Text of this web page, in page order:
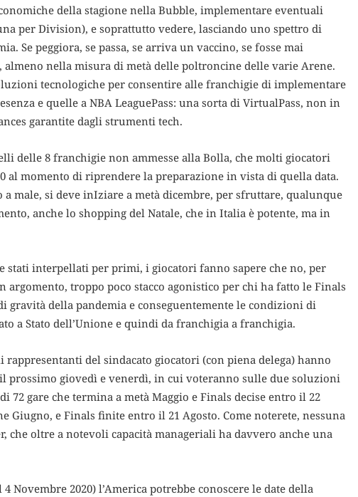
della stagione nella Bubble, implementare eventuali
per Division), e soprattutto vedere, lasciando uno spettro di
Se peggiora, se passa, se arriva un vaccino, se fosse mai
nella misura di metà delle poltroncine delle varie Arene.
tecnologiche per consentire alle franchigie di implementare
e quelle a NBA LeaguePass: una sorta di VirtualPass, non in
garantite dagli strumenti tech.
delle 8 franchigie non ammesse alla Bolla, che molti giocatori
al momento di riprendere la preparazione in vista di quella data.
male, si deve inIziare a metà dicembre, per sfruttare, qualunque
anche lo shopping del Natale, che in Italia è potente, ma in
stati interpellati per primi, i giocatori fanno sapere che no, per
argomento, troppo poco stacco agonistico per chi ha fatto le Finals
gravità della pandemia e conseguentemente le condizioni di
a Stato dell’Unione e quindi da franchigia a franchigia.
rappresentanti del sindacato giocatori (con piena delega) hanno
giovedì e venerdì, in cui voteranno sulle due soluzioni
72 gare che termina a metà Maggio e Finals decise entro il 22
Giugno, e Finals finite entro il 21 Agosto. Come noterete, nessuna
oltre a notevoli capacità manageriali ha davvero anche una
Novembre 2020) l’America potrebbe conoscere le date della